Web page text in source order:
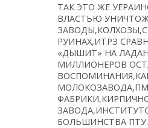
ТАК ЭТО ЖЕ
ВЛАСТЬЮ
РУИНАХ,ИТРЗ
«ДЫШИТ» НА
МИЛЛИОНЕРОВ
БОЛЬШИНСТВА